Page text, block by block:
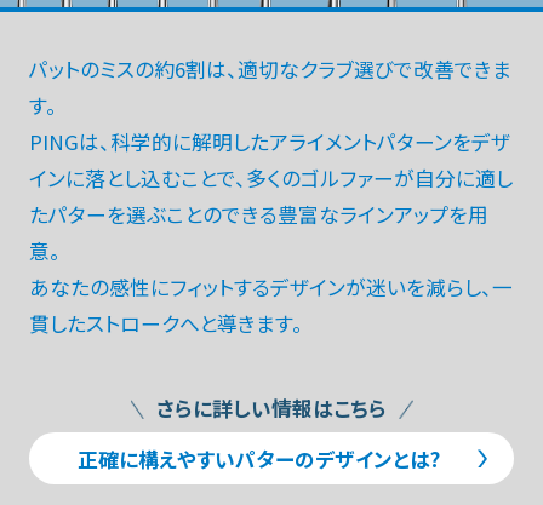
パットのミスの約6割は、適切なクラブ選びで改善できま
す。
PINGは、科学的に解明したアライメントパターンをデザ
インに落とし込むことで、多くのゴルファーが自分に適し
たパターを選ぶことのできる豊富なラインアップを用
意。
あなたの感性にフィットするデザインが迷いを減らし、一
貫したストロークへと導きます。
さらに詳しい情報はこちら
正確に構えやすいパターのデザインとは?